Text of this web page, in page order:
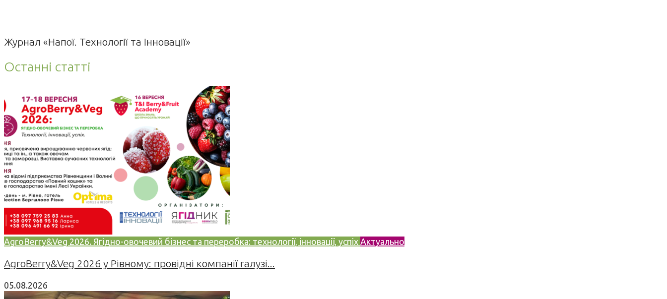
Журнал «Напої. Технології та Інновації»
Останні статті
AgroBerry&Veg 2026. Ягідно-овочевий бізнес та переробка: технології, інновації, успіх Актуально
AgroBerry&Veg 2026 у Рівному: провідні компанії галузі...
05.08.2026